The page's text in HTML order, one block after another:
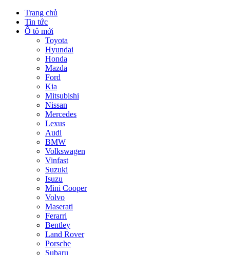
Trang chủ
Tin tức
Ô tô mới
Toyota
Hyundai
Honda
Mazda
Ford
Kia
Mitsubishi
Nissan
Mercedes
Lexus
Audi
BMW
Volkswagen
Vinfast
Suzuki
Isuzu
Mini Cooper
Volvo
Maserati
Ferarri
Bentley
Land Rover
Porsche
Subaru